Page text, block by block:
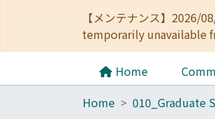
【メンテナンス】2026/
temporarily unavailable
Home
Home